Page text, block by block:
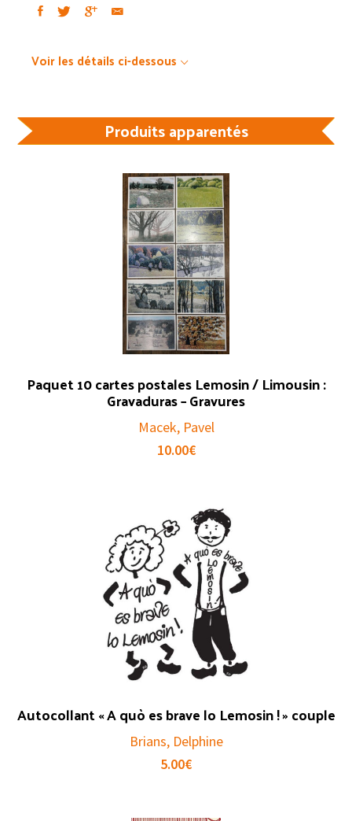
Voir les détails ci-dessous
Produits apparentés
Paquet 10 cartes postales Lemosin / Limousin :
Gravaduras – Gravures
Macek, Pavel
10.00€
Autocollant « A quò es brave lo Lemosin ! » couple
Brians, Delphine
5.00€